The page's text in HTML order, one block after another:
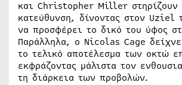
και Christopher Miller στηρίζουν
κατεύθυνση, δίνοντας στον Uziel
να προσφέρει το δικό του ύφος
Παράλληλα, ο Nicolas Cage
το τελικό αποτέλεσμα των οκτώ
εκφράζοντας μάλιστα τον
τη διάρκεια των προβολών.